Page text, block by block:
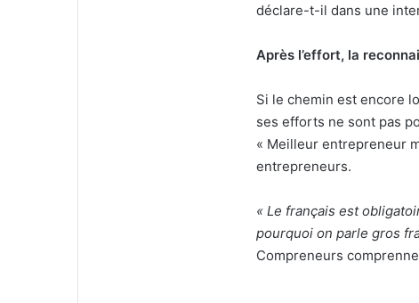
déclare-t-il dans une
Après l’effort, la
Si le chemin est encore
ses efforts ne sont pas
« Meilleur entrepreneur
entrepreneurs.
« Le français est
pourquoi on parle gros
Compreneurs